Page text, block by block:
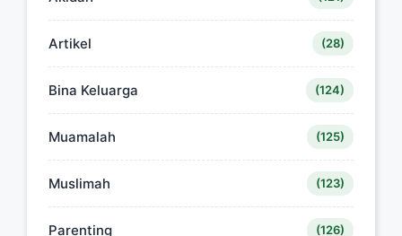
Artikel (28)
Bina Keluarga (124)
Muamalah (125)
Muslimah (123)
Parenting (126)